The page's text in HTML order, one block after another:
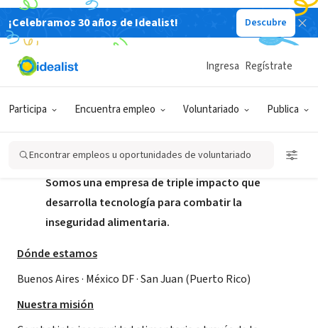
¡Celebramos 30 años de Idealist! Descubre
Participa Encuentra empleo Voluntariado Publica
Ingresa Regístrate
Encontrar empleos u oportunidades de voluntariado
EMPRESA SOCIAL / EMPRESA
Nilus Global
Somos una empresa de triple impacto que
desarrolla tecnología para combatir la
inseguridad alimentaria.
Dónde estamos
Buenos Aires · México DF · San Juan (Puerto Rico)
Nuestra misión